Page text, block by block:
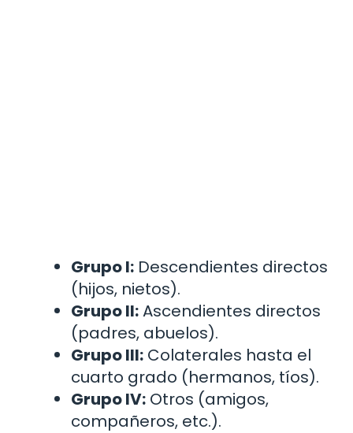
Grupo I: Descendientes directos
(hijos, nietos).
Grupo II:Ascendientes directos
(padres, abuelos).
Grupo III: Colaterales hasta el
cuarto grado (hermanos, tíos).
Grupo IV: Otros (amigos,
compañeros, etc.).